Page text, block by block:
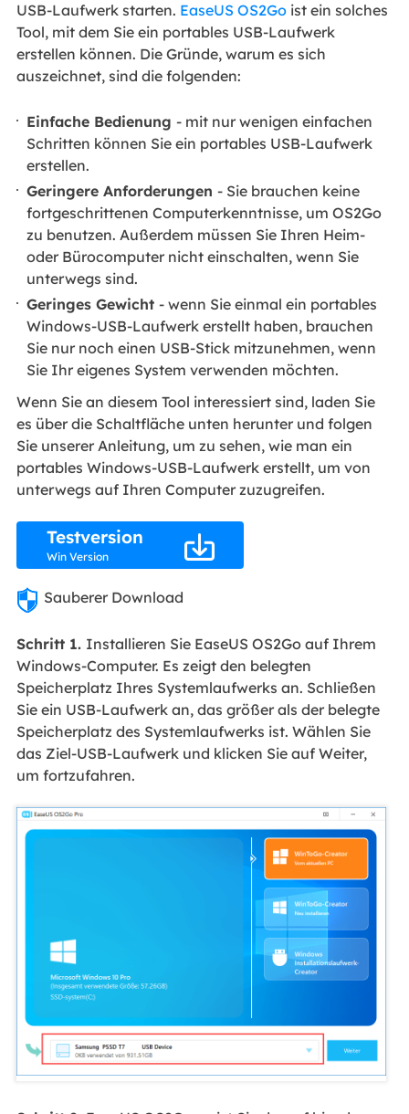
USB-Laufwerk starten. EaseUS OS2Goist ein solches
Tool, mit dem Sie ein portables USB-Laufwerk
erstellen können. Die Gründe, warum es sich
auszeichnet, sind die folgenden:
Einfache Bedienung- mit nur wenigen einfachen
Schritten können Sie ein portables USB-Laufwerk
erstellen.
Geringere Anforderungen- Sie brauchen keine
fortgeschrittenen Computerkenntnisse, um OS2Go
zu benutzen. Außerdem müssen Sie Ihren Heim-
oder Bürocomputer nicht einschalten, wenn Sie
unterwegs sind.
Geringes Gewicht- wenn Sie einmal ein portables
Windows-USB-Laufwerk erstellt haben, brauchen
Sie nur noch einen USB-Stick mitzunehmen, wenn
Sie Ihr eigenes System verwenden möchten.
Wenn Sie an diesem Tool interessiert sind, laden Sie
es über die Schaltfläche unten herunter und folgen
Sie unserer Anleitung, um zu sehen, wie man ein
portables Windows-USB-Laufwerk erstellt, um von
unterwegs auf Ihren Computer zuzugreifen.
Testversion
Win Version 
Sauberer Download
Schritt 1. Installieren Sie EaseUS OS2Go auf Ihrem
Windows-Computer. Es zeigt den belegten
Speicherplatz Ihres Systemlaufwerks an. Schließen
Sie ein USB-Laufwerk an, das größer als der belegte
Speicherplatz des Systemlaufwerks ist. Wählen Sie
das Ziel-USB-Laufwerk und klicken Sie auf Weiter,
um fortzufahren.